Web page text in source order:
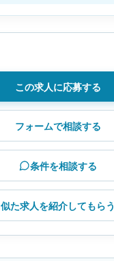
この求人に応募する
フォームで相談する
条件を相談する
似た求人を紹介してもらう